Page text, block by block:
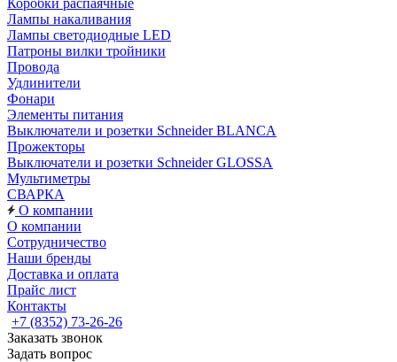
Коробки распаячные
Лампы накаливания
Лампы светодиодные LED
Патроны вилки тройники
Провода
Удлинители
Фонари
Элементы питания
Выключатели и розетки Schneider BLANCA
Прожекторы
Выключатели и розетки Schneider GLOSSA
Мультиметры
СВАРКА
О компании
О компании
Сотрудничество
Наши бренды
Доставка и оплата
Прайс лист
Контакты
+7 (8352) 73-26-26
Заказать звонок
Задать вопрос